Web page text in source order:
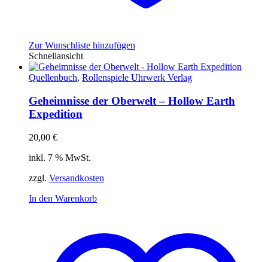
Zur Wunschliste hinzufügen
Schnellansicht
Quellenbuch, Rollenspiele Uhrwerk Verlag
Geheimnisse der Oberwelt – Hollow Earth
Expedition
20,00 €
inkl. 7 % MwSt.
zzgl. Versandkosten
In den Warenkorb